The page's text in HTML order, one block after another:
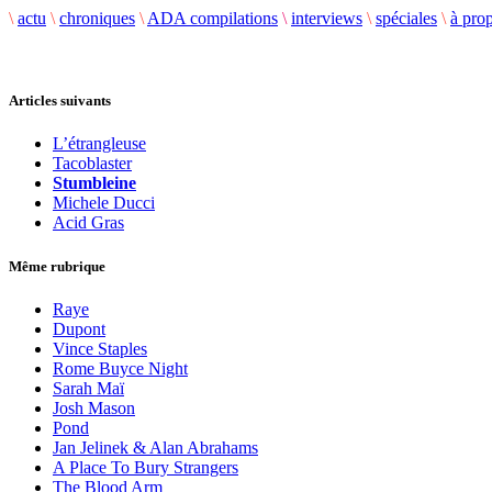
\ actu \ chroniques \ ADA compilations \ interviews \ spéciales \ à
Articles suivants
L’étrangleuse
Tacoblaster
Stumbleine
Michele Ducci
Acid Gras
Même rubrique
Raye
Dupont
Vince Staples
Rome Buyce Night
Sarah Maï
Josh Mason
Pond
Jan Jelinek & Alan Abrahams
A Place To Bury Strangers
The Blood Arm